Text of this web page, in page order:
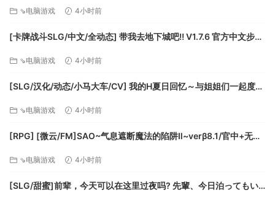
⇘电脑游戏 4小时前
[卡牌战斗SLG/中文/全动态] 带我去地下城吧!! V1.7.6 官方中文步兵
⇘电脑游戏 4小时前
[SLG/汉化/动态/小马大车/CV] 我的H夏日回忆～与姐姐们一起度过
⇘电脑游戏 4小时前
[RPG] [微云/FM]SAO~气息遮断魔法的陷阱Ⅱ~verβ8.1/官中+无码
⇘电脑游戏 4小时前
[SLG/甜蜜]前辈，今天可以在这里过夜吗? 先輩、今日泊ってもい